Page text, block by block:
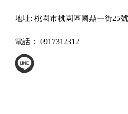
地址: 桃園市桃園區國鼎一街25號
電話： 0917312312